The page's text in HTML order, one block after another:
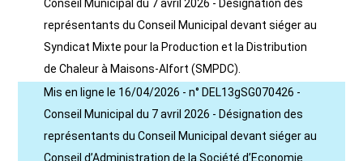
Conseil Municipal du 7 avril 2026 - Désignation des
représentants du Conseil Municipal devant siéger au
Syndicat Mixte pour la Production et la Distribution
de Chaleur à Maisons-Alfort (SMPDC).
Mis en ligne le 16/04/2026 - n° DEL13gSG070426 -
Conseil Municipal du 7 avril 2026 - Désignation des
représentants du Conseil Municipal devant siéger au
Conseil d’Administration de la Société d’Economie